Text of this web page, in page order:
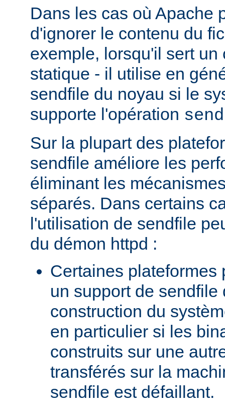
Dans les cas où Apache
d'ignorer le contenu du
exemple, lorsqu'il sert un
statique - il utilise en
sendfile du noyau si le
supporte l'opération
Sur la plupart des
sendfile améliore les
éliminant les
séparés. Dans certains
l'utilisation de sendfile
du démon httpd :
Certaines plateformes
un support de
construction du
en particulier si les
construits sur une
transférés sur la
sendfile est défaillant.